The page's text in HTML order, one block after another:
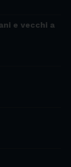
e vecchi a